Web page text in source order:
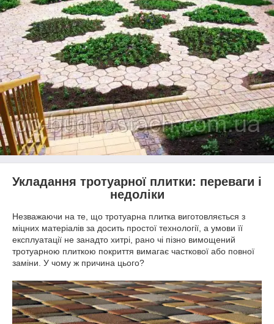
Укладання тротуарної плитки: переваги і
недоліки
Незважаючи на те, що тротуарна плитка виготовляється з
міцних матеріалів за досить простої технології, а умови її
експлуатації не занадто хитрі, рано чі пізно вимощений
тротуарною плиткою покриття вимагає часткової або повної
заміни. У чому ж причина цього?